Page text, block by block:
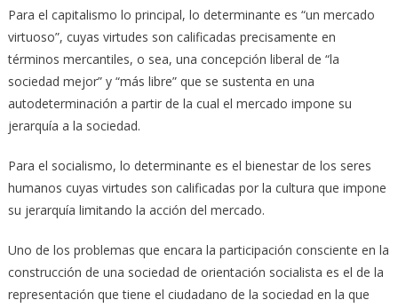
Para el capitalismo lo principal, lo determinante es “un mercado
virtuoso”, cuyas virtudes son calificadas precisamente en
términos mercantiles, o sea, una concepción liberal de “la
sociedad mejor” y “más libre” que se sustenta en una
autodeterminación a partir de la cual el mercado impone su
jerarquía a la sociedad.
Para el socialismo, lo determinante es el bienestar de los seres
humanos cuyas virtudes son calificadas por la cultura que impone
su jerarquía limitando la acción del mercado.
Uno de los problemas que encara la participación consciente en la
construcción de una sociedad de orientación socialista es el de la
representación que tiene el ciudadano de la sociedad en la que